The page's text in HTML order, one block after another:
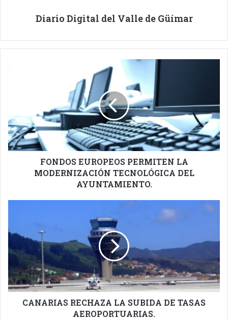
Diario Digital del Valle de Güímar
MODERNIZACIÓN
TECNOLÓGICA
DEL
AYUNTAMIENTO.
FONDOS EUROPEOS PERMITEN LA
MODERNIZACIÓN TECNOLÓGICA DEL
AYUNTAMIENTO.
SUBIDA
DE
TASAS
AEROPORTUARIAS.
CANARIAS RECHAZA LA SUBIDA DE TASAS
AEROPORTUARIAS.